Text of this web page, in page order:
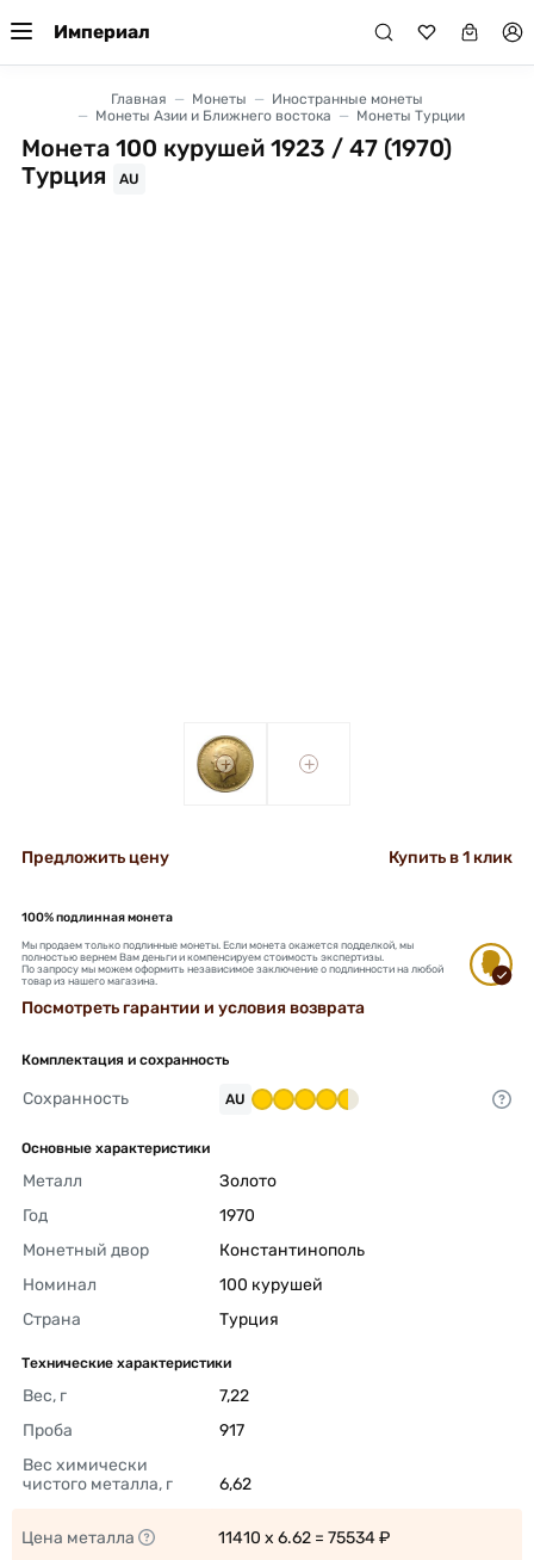
Империал
Главная Монеты
Иностранные монеты
Монеты Азии и Ближнего востока
Монеты Турции
Монета 100 курушей 1923 / 47 (1970)
Турция
AU
+ +
Предложить цену Купить в 1 клик
100% подлинная монета
Мы продаем только подлинные монеты. Если монета окажется подделкой, мы
полностью вернем Вам деньги и компенсируем стоимость экспертизы.
По запросу мы можем оформить независимое заключение о подлинности на любой
товар из нашего магазина.
Посмотреть гарантии и условия возврата
Комплектация и сохранность
Сохранность AU
Основные характеристики
Металл
Золото
Год
1970
Монетный двор
Номинал
100 курушей
Страна
Турция
Технические характеристики
Вес, г
7,22
Проба
917
Вес химически
чистого металла, г
6,62
Цена металла 11410 x 6.62 = 75534 ₽